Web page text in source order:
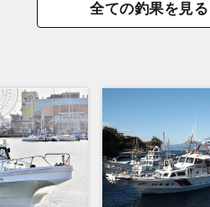
全ての釣果を見る